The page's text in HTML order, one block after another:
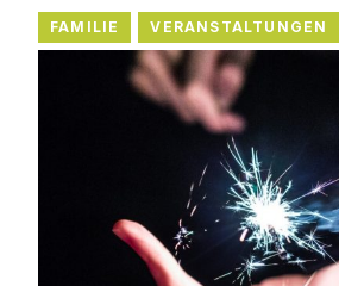
FAMILIE VERANSTALTUNGEN